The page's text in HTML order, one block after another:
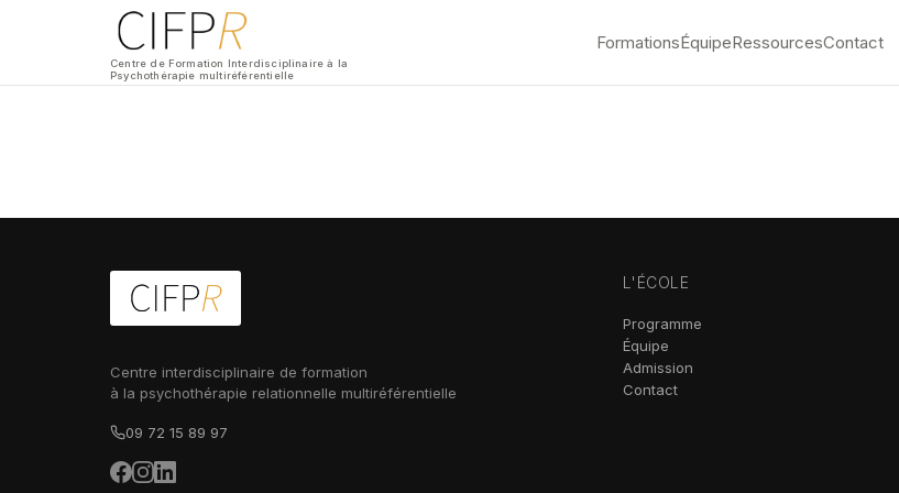
Centre de Formation Interdisciplinaire à la
Psychothérapie multiréférentielle
FormationsÉquipeRessourcesContact
Centre interdisciplinaire de formation
à la psychothérapie relationnelle multiréférentielle
09 72 15 89 97
L'ÉCOLE
Programme
Équipe
Admission
Contact